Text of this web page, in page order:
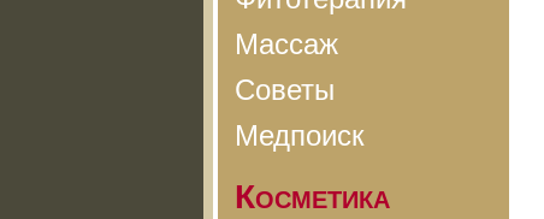
Массаж
Советы
Медпоиск
Косметика